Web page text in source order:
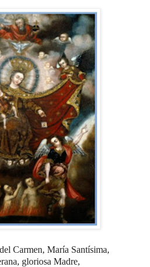
Carmen, María Santísima,
gloriosa Madre,